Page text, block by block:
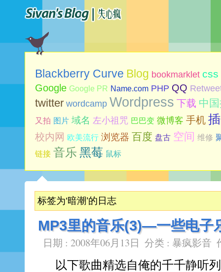
Blackberry Curve Blog bookmarklet css
Google Google PR Name.com PHP QQ
twitter wordcamp Wordpress 下载 中
又拍 图片 域名 左小祖咒 巴巴变 微博客 手机
校内网 欧美流行 浏览器 百度 盘古 空间 维修
链接 音乐 黑莓 鼠标
标签为‘暗潮’的日志
MP3里的音乐(3)—一些电子
日期 : 2008年06月13日 分类 : 暴疯影音
以下歌曲精选自俺的千千静听